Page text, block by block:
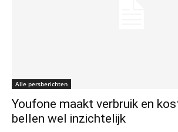
Alle persberichten
Youfone maakt verbruik en
bellen wel inzichtelijk